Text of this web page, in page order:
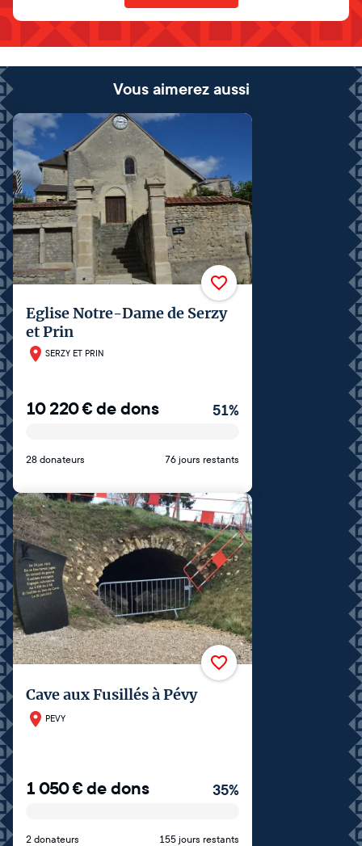
Vous aimerez aussi
Eglise Notre-Dame de Serzy
et Prin
SERZY ET PRIN
10 220€de dons 51%
28 donateurs 76 jours restants
Cave aux Fusillés à Pévy
PEVY
1 050€de dons 35%
2 donateurs 155 jours restants